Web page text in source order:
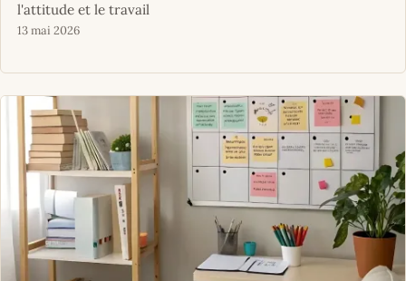
l'attitude et le travail
13 mai 2026